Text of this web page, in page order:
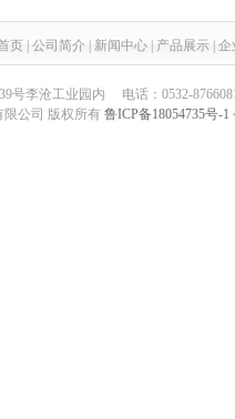
页 公司简介 新闻中心 产品展示 企
号李沧工业园内 电话：0532-
公司 版权所有 鲁ICP备18054735号-1